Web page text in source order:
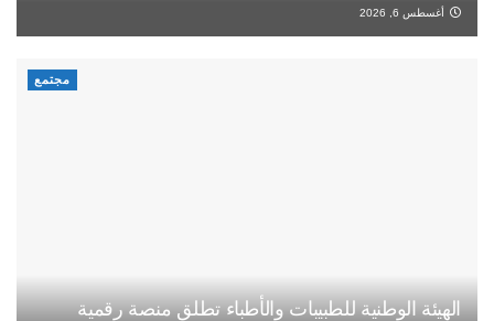
أغسطس 6, 2026
مجتمع
الهيئة الوطنية للطبيبات والأطباء تطلق منصة رقمية